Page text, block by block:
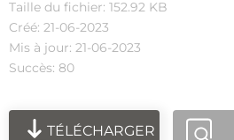
Taille du fichier: 152.92 KB
Créé: 21-06-2023
Mis à jour: 21-06-2023
Succès: 80
TÉLÉCHARGER